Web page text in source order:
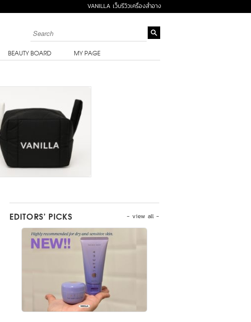
VANILLA เว็บรีวิวเครื่องสำอาง
BEAUTY BOARD MY PAGE
- view all -
EDITORS’ PICKS